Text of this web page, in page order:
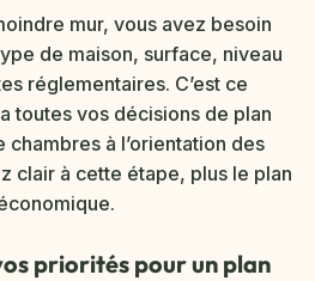
mur, vous avez besoin
de maison, surface, niveau
réglementaires. C’est ce
toutes vos décisions de plan
chambres à l’orientation des
clair à cette étape, plus le plan
priorités pour un plan